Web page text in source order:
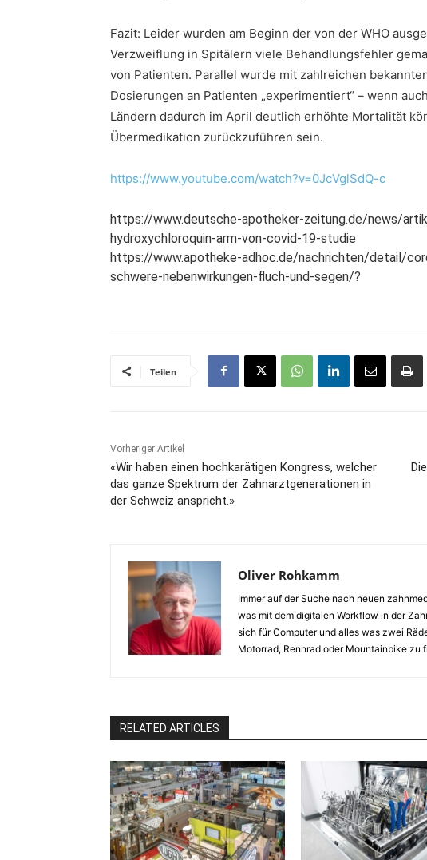
Fazit: Leider wurden am Beginn der von der WHO
Verzweiflung in Spitälern viele Behandlungsfehler
von Patienten. Parallel wurde mit zahlreichen
Dosierungen an Patienten „experimentiert“ – wenn
Ländern dadurch im April deutlich erhöhte Mortalität
Übermedikation zurückzuführen sein.
https://www.youtube.com/watch?v=0JcVglSdQ-c
https://www.deutsche-apotheker-zeitung.de/news/
hydroxychloroquin-arm-von-covid-19-studie
https://www.apotheke-adhoc.de/nachrichten/detail/
schwere-nebenwirkungen-fluch-und-segen/?
Teilen
Vorheriger Artikel
«Wir haben einen hochkarätigen Kongress, welcher
das ganze Spektrum der Zahnarztgenerationen in
der Schweiz anspricht.»
Oliver Rohkamm
Immer auf der Suche nach neuen
was mit dem digitalen Workflow in der
sich für Computer und alles was zwei
Motorrad, Rennrad oder Mountainbike zu
RELATED ARTICLES